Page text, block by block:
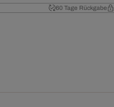
60 Tage Rückgabe